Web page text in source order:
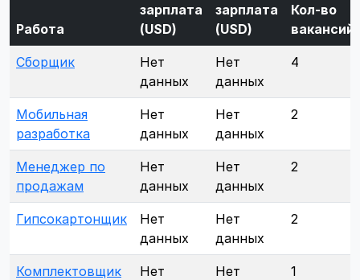
Работа
зарплата
(USD)
зарплата
(USD)
Кол-во
вакансий
Сборщик
Нет
данных
Нет
данных
4
Мобильная
разработка
Нет
данных
Нет
данных
2
Менеджер по
продажам
Нет
данных
Нет
данных
2
Гипсокартонщик
Нет
данных
Нет
данных
2
Комплектовщик Нет Нет 1